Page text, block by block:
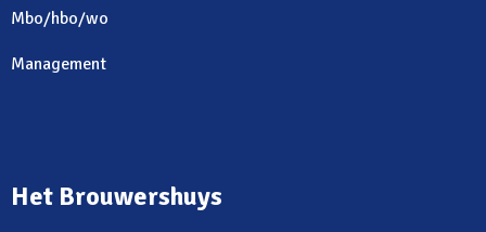
Mbo/hbo/wo
Management
Het Brouwershuys